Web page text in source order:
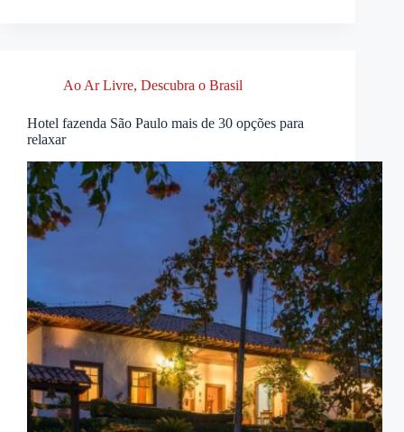
Ao Ar Livre, Descubra o Brasil
Hotel fazenda São Paulo mais de 30 opções para
relaxar